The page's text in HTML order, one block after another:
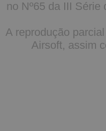
no Nº65 da III
A reprodução
Airsoft, assim